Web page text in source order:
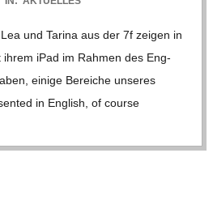
und Tarina aus der 7f zei­gen in
ihrem iPad im Rah­men des Eng­
einige Berei­che unse­res
in Eng­lish, of course